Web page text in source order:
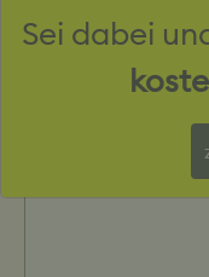
Wie können wir deine
Technikanforderungen,
Sei dabei